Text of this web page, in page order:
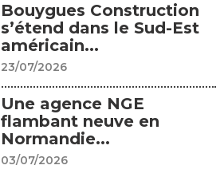
Bouygues Construction
s’étend dans le Sud-Est
américain...
23/07/2026
Une agence NGE
flambant neuve en
Normandie...
03/07/2026